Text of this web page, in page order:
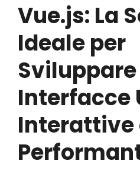
Vue.js: La
Ideale per
Sviluppare
Interfacce
Interattive